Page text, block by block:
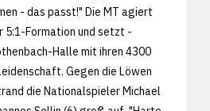
- das passt!" Die MT agiert
5:1-Formation und setzt -
Halle mit ihren 4300
Gegen die Löwen
die Nationalspieler Michael